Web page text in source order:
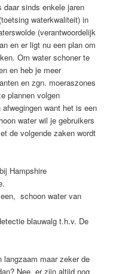
daar sinds enkele jaren
waterkwaliteit) in
(verantwoordelijk
en er ligt nu een plan om
Om water schoner te
en heb je meer
en zgn. moeraszones
plannen volgen
want het is een
water wil je gebruikers
de volgende zaken wordt
Hampshire
schoon water van
blauwalg t.h.v. De
langzaam maar zeker de
Nee, er zijn altijd nog